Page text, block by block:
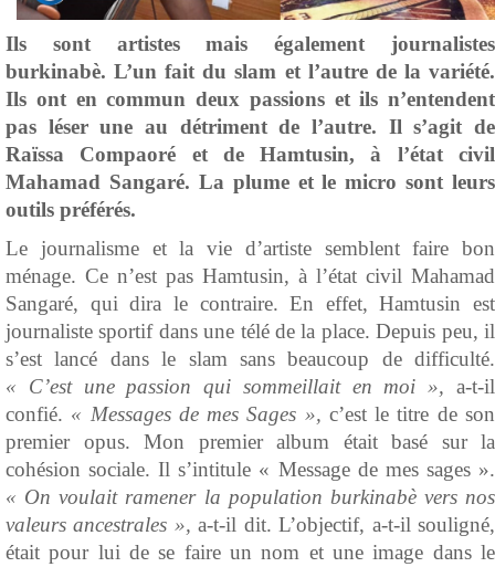
Ils sont artistes mais également journalistes
burkinabè. L’un fait du slam et l’autre de la variété.
Ils ont en commun deux passions et ils n’entendent
pas léser une au détriment de l’autre. Il s’agit de
Raïssa Compaoré et de Hamtusin, à l’état civil
Mahamad Sangaré. La plume et le micro sont leurs
outils préférés.
Le journalisme et la vie d’artiste semblent faire bon
ménage. Ce n’est pas Hamtusin, à l’état civil Mahamad
Sangaré, qui dira le contraire. En effet, Hamtusin est
journaliste sportif dans une télé de la place. Depuis peu, il
s’est lancé dans le slam sans beaucoup de difficulté.
« C’est une passion qui sommeillait en moi », a-t-il
confié. « Messages de mes Sages », c’est le titre de son
premier opus. Mon premier album était basé sur la
cohésion sociale. Il s’intitule « Message de mes sages ».
« On voulait ramener la population burkinabè vers nos
valeurs ancestrales »,a-t-il dit. L’objectif, a-t-il souligné,
était pour lui de se faire un nom et une image dans le